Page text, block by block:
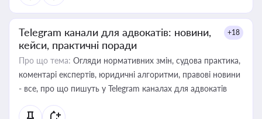
Telegram канали для адвокатів: новини,
кейси, практичні поради
+18
Про що тема: Огляди нормативних змін, судова практика,
коментарі експертів, юридичні алгоритми, правові новини
- все, про що пишуть у Telegram каналах для адвокатів